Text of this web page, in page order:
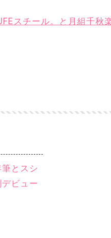
スチール。と月組千秋
とスシ
ビュー